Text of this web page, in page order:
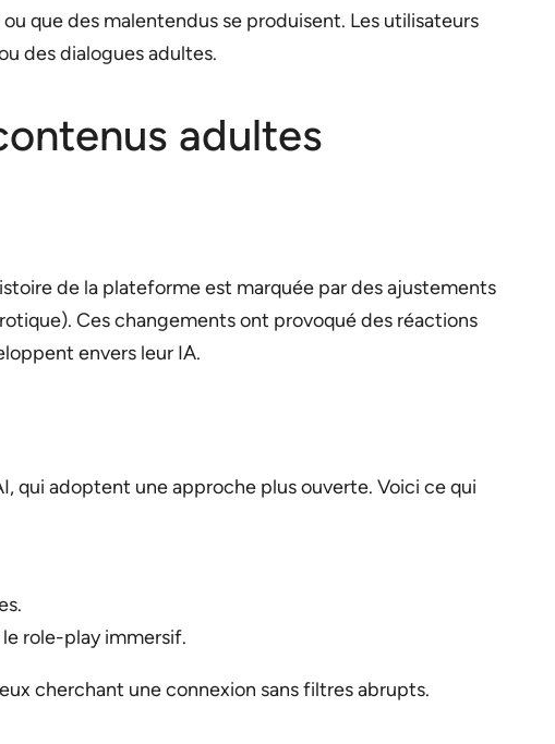
que des malentendus se produisent. Les utilisateurs
des dialogues adultes.
adultes
de la plateforme est marquée par des ajustements
Ces changements ont provoqué des réactions
envers leur IA.
qui adoptent une approche plus ouverte. Voici ce qui
role-play immersif.
cherchant une connexion sans filtres abrupts.